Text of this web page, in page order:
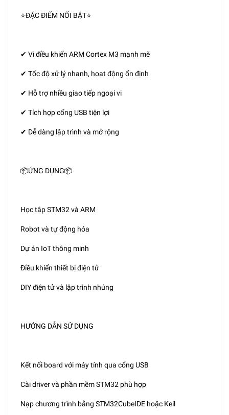
⭐ĐẶC ĐIỂM NỔI BẬT⭐
✔ Vi điều khiển ARM Cortex M3 mạnh mẽ
✔ Tốc độ xử lý nhanh, hoạt động ổn định
✔ Hỗ trợ nhiều giao tiếp ngoại vi
✔ Tích hợp cổng USB tiện lợi
✔ Dễ dàng lập trình và mở rộng
📦ỨNG DỤNG📦
Học tập STM32 và ARM
Robot và tự động hóa
Dự án IoT thông minh
Điều khiển thiết bị điện tử
DIY điện tử và lập trình nhúng
HƯỚNG DẪN SỬ DỤNG
Kết nối board với máy tính qua cổng USB
Cài driver và phần mềm STM32 phù hợp
Nạp chương trình bằng STM32CubeIDE hoặc Keil